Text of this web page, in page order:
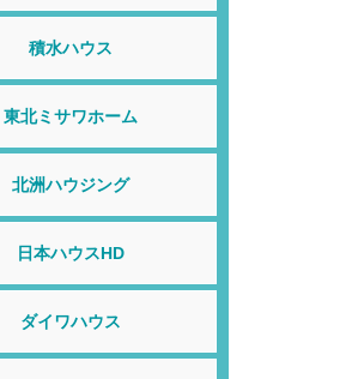
積水ハウス
東北ミサワホーム
北洲ハウジング
日本ハウスHD
ダイワハウス